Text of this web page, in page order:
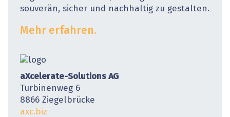
souverän, sicher und nachhaltig zu gestalten.
Mehr erfahren.
aXcelerate-Solutions AG
Turbinenweg 6
8866 Ziegelbrücke
axc.biz